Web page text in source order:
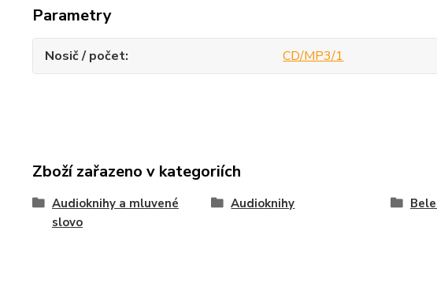
Parametry
Nosič / počet CD/MP3/1
Zboží zařazeno v kategoriích
Audioknihy a mluvené
slovo
Audioknihy